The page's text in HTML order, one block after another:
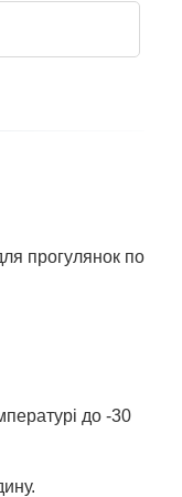
прогулянок по
до -30